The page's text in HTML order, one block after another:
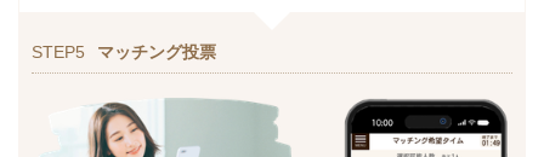
STEP5 マッチング投票